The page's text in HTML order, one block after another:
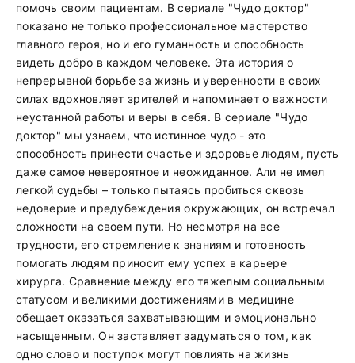
помочь своим пациентам. В сериале "Чудо доктор"
показано не только профессиональное мастерство
главного героя, но и его гуманность и способность
видеть добро в каждом человеке. Эта история о
непрерывной борьбе за жизнь и уверенности в своих
силах вдохновляет зрителей и напоминает о важности
неустанной работы и веры в себя. В сериале "Чудо
доктор" мы узнаем, что истинное чудо - это
способность принести счастье и здоровье людям, пусть
даже самое невероятное и неожиданное. Али не имел
легкой судьбы – только пытаясь пробиться сквозь
недоверие и предубеждения окружающих, он встречал
сложности на своем пути. Но несмотря на все
трудности, его стремление к знаниям и готовность
помогать людям приносит ему успех в карьере
хирурга. Сравнение между его тяжелым социальным
статусом и великими достижениями в медицине
обещает оказаться захватывающим и эмоционально
насыщенным. Он заставляет задуматься о том, как
одно слово и поступок могут повлиять на жизнь